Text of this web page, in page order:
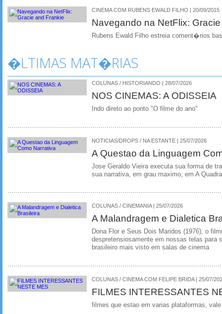
CINEMA COM RUBENS EWALD FILHO | 20/09/2015
Navegando na NetFlix:
Rubens Ewald Filho estreia coment�rios
�LTIMAS MAT�RIAS
COLUNAS / HISTORIANDO | 28/07/2026
NOS CINEMAS: A ODISSEIA
Indo direto ao ponto "O filme do ano"
NOTICIAS/DROPS / NA ESTANTE | 25/07/2026
A Questao da Linguagem
Jose Geraldo Vieira executa sua forma de
sua narrativa, em grau maximo, em A
COLUNAS / CINEMANIA | 25/07/2026
A Malandragem e Dialetica
Dona Flor e Seus Dois Maridos (1976), o
despretensiosamente em nossas telas para
brasileiro mais visto em salas de cinema
COLUNAS / CINEMA COM FELIPE BRIDA | 25/07/
FILMES INTERESSANTES
filmes que estao em varias plataformas,